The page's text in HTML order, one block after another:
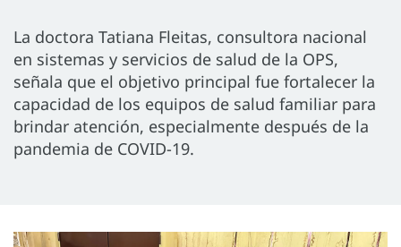
La doctora Tatiana Fleitas, consultora nacional
en sistemas y servicios de salud de la OPS,
señala que el objetivo principal fue fortalecer la
capacidad de los equipos de salud familiar para
brindar atención, especialmente después de la
pandemia de COVID-19.